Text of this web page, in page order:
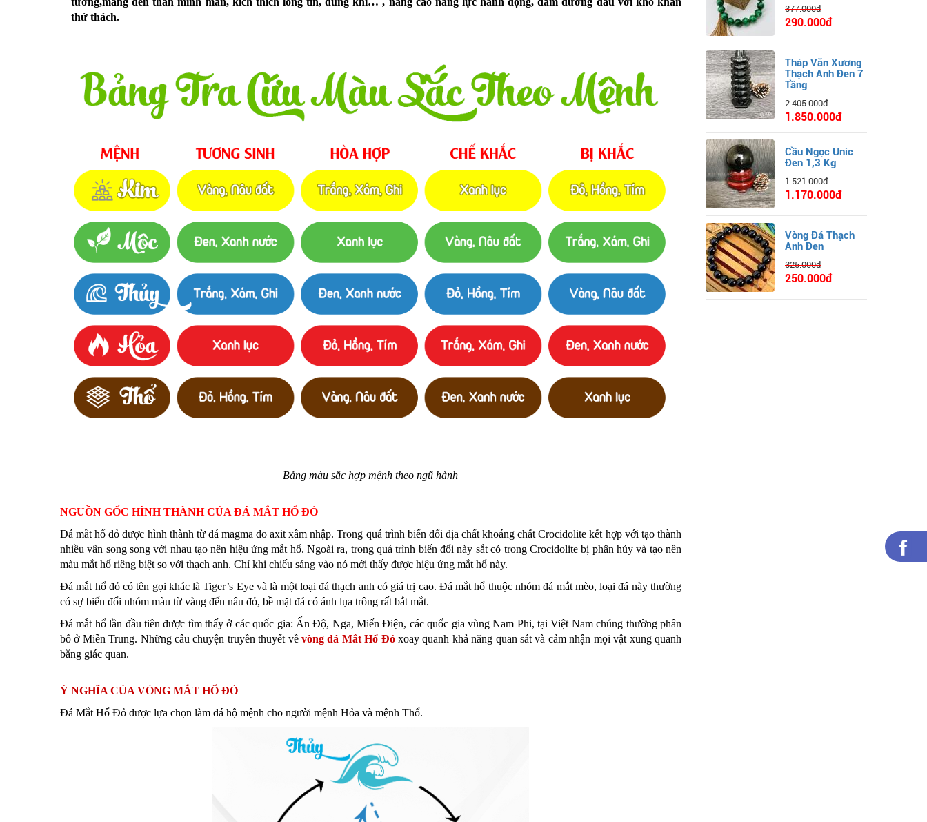
thử thách.
Bảng màu sắc hợp mệnh theo ngũ hành
NGUỒN GỐC HÌNH THÀNH CỦA ĐÁ MẮT HỔ ĐỎ
Đá mắt hổ đỏ được hình thành từ đá magma do axit xâm nhập. Trong quá trình biến đổi địa chất khoáng chất Crocidolite kết hợp với tạo thành
nhiều vân song song với nhau tạo nên hiệu ứng mắt hổ. Ngoài ra, trong quá trình biến đổi này sắt có trong Crocidolite bị phân hủy và tạo nên
màu mắt hổ riêng biệt so với thạch anh. Chỉ khi chiếu sáng vào nó mới thấy được hiệu ứng mắt hổ này.
Đá mắt hổ đỏ có tên gọi khác là Tiger’s Eye và là một loại đá thạch anh có giá trị cao. Đá mắt hổ thuộc nhóm đá mắt mèo, loại đá này thường
có sự biến đổi nhóm màu từ vàng đến nâu đỏ, bề mặt đá có ánh lụa trông rất bắt mắt.
Đá mắt hổ lần đầu tiên được tìm thấy ở các quốc gia: Ấn Độ, Nga, Miến Điện, các quốc gia vùng Nam Phi, tại Việt Nam chúng thường phân
bố ở Miền Trung. Những câu chuyện truyền thuyết vềvòng đá Mắt Hổ Đỏxoay quanh khả năng quan sát và cảm nhận mọi vật xung quanh
bằng giác quan.
Ý NGHĨA CỦA VÒNG MẮT HỔ ĐỎ
Đá Mắt Hổ Đỏ được lựa chọn làm đá hộ mệnh cho người mệnh Hỏa và mệnh Thổ.
377.000đ
290.000đ
Tháp Văn Xương
Thạch Anh Đen 7
Tầng
2.405.000đ
1.850.000đ
Cầu Ngọc Unic
Đen 1,3 Kg
1.521.000đ
1.170.000đ
Vòng Đá Thạch
Anh Đen
325.000đ
250.000đ